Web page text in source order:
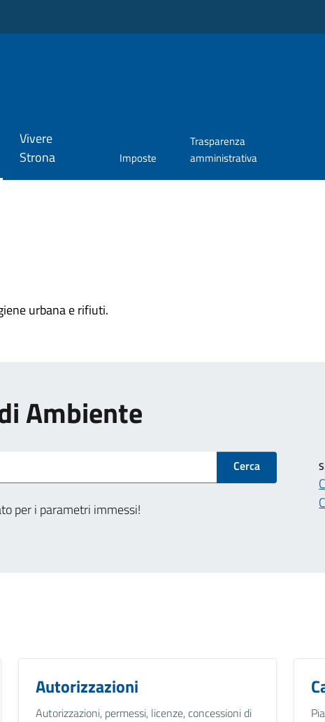
Vivere
Strona
Imposte
Trasparenza
amministrativa
urbana e rifiuti.
Ambiente
Cerca
per i parametri immessi!
Autorizzazioni
Autorizzazioni, permessi, licenze, concessioni di